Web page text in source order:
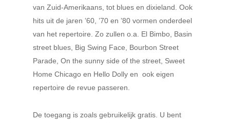
van Zuid-Amerikaans, tot blues en dixieland. Ook
hits uit de jaren ’60, ’70 en ’80 vormen onderdeel
van het repertoire. Zo zullen o.a. El Bimbo, Basin
street blues, Big Swing Face, Bourbon Street
Parade, On the sunny side of the street, Sweet
Home Chicago en Hello Dolly en ook eigen
repertoire de revue passeren.
De toegang is zoals gebruikelijk gratis. U bent